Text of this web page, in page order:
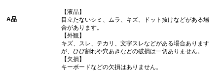
A品
【液晶】
目立たないシミ、ムラ、キズ、ドット抜けなどがある場
合があります。
【外観】
キズ、スレ、テカリ、文字スレなどがある場合あります
が、ひび割れや穴あきなどの破損は一切ありません。
【欠損】
キーボードなどの欠損はありません。